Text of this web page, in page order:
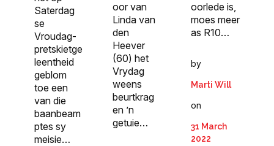
Saterdag
se
Vroudag-
pretskietge
leentheid
geblom
toe een
van die
baanbeam
ptes sy
meisie…
oor van
Linda van
den
Heever
(60) het
Vrydag
weens
beurtkrag
en ’n
getuie…
oorlede is,
moes meer
as R10…
by
Marti Will
on
31 March
2022